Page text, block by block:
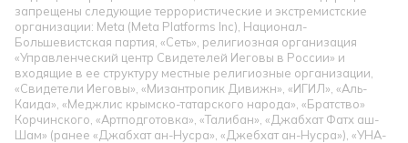
запрещены следующие террористические и экстремистские
организации: Meta (Meta Platforms Inc), Национал-
Большевистская партия, «Сеть», религиозная организация
«Управленческий центр Свидетелей Иеговы в России» и
входящие в ее структуру местные религиозные организации,
«Свидетели Иеговы», «Мизантропик Дивижн», «ИГИЛ», «Аль-
Каида», «Меджлис крымско-татарского народа», «Братство»
Корчинского, «Артподготовка», «Талибан», «Джабхат Фатх аш-
Шам» (ранее «Джабхат ан-Нусра», «Джебхат ан-Нусра»), «УНА-